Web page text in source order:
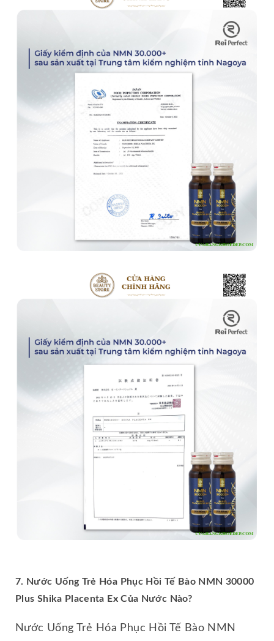
7. Nước Uống Trẻ Hóa Phục Hồi Tế Bào NMN 30000
Plus Shika Placenta Ex Của Nước Nào?
Nước Uống Trẻ Hóa Phục Hồi Tế Bào NMN